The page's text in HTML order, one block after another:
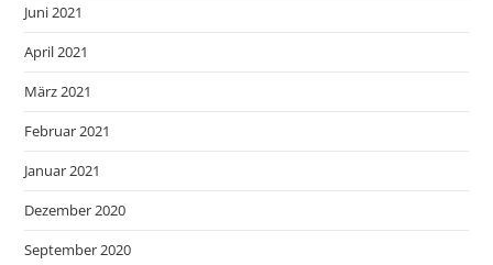
Juni 2021
April 2021
März 2021
Februar 2021
Januar 2021
Dezember 2020
September 2020